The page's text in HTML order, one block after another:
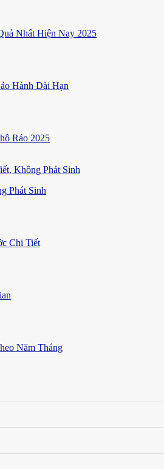
Nhất Hiện Nay 2025
Hành Dài Hạn
Ráo 2025
Phát Sinh
Chi Tiết
Năm Tháng